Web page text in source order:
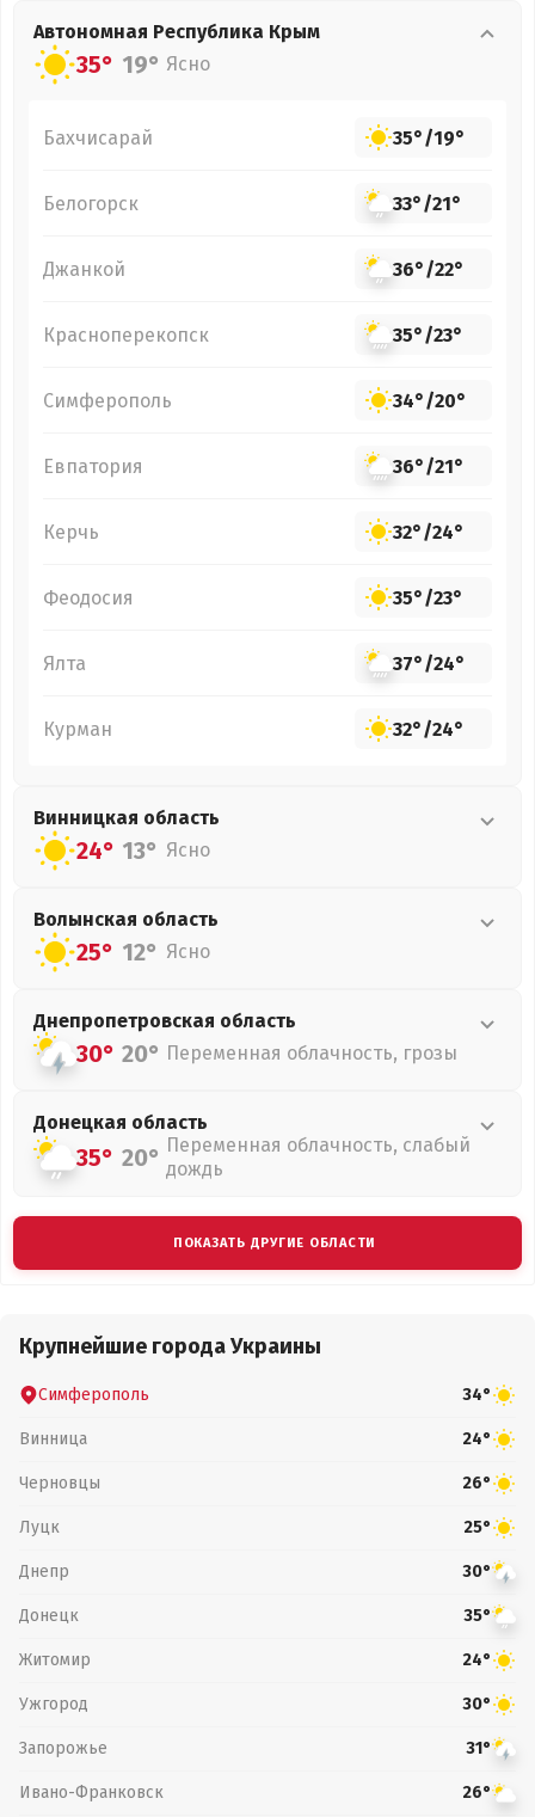
Автономная Республика Крым
35° 19° Ясно
Бахчисарай 35°/19°
Белогорск 33°/21°
Джанкой 36°/22°
Красноперекопск 35°/23°
Симферополь 34°/20°
Евпатория 36°/21°
Керчь 32°/24°
Феодосия 35°/23°
Ялта 37°/24°
Курман 32°/24°
Винницкая область
24° 13° Ясно
Волынская область
25° 12° Ясно
Днепропетровская область
30° 20° Переменная облачность, грозы
Донецкая область
35° 20° Переменная облачность, слабый
дождь
ПОКАЗАТЬ ДРУГИЕ ОБЛАСТИ
Крупнейшие города Украины
Симферополь 34°
Винница 24°
Черновцы 26°
Луцк 25°
Днепр 30°
Донецк 35°
Житомир 24°
Ужгород 30°
Запорожье 31°
Ивано-Франковск 26°